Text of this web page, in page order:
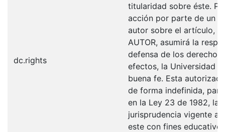
dc.rights
titularidad sobre éste.
acción por parte de un
autor sobre el artículo,
AUTOR, asumirá la
defensa de los
efectos, la Universidad
buena fe. Esta
de forma indefinida,
en la Ley 23 de 1982, la
jurisprudencia vigente
este con fines